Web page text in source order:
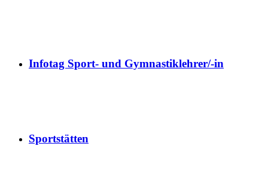
Infotag Sport- und Gymnastiklehrer/-in
Sportstätten